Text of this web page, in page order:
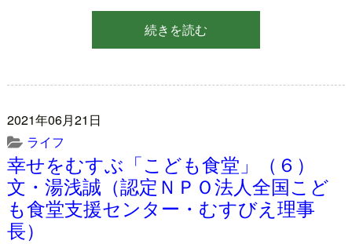
続きを読む
2021年06月21日
ライフ
幸せをむすぶ「こども食堂」（６）
文・湯浅誠（認定ＮＰＯ法人全国こど
も食堂支援センター・むすびえ理事
長）